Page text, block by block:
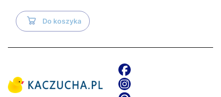
Do koszyka